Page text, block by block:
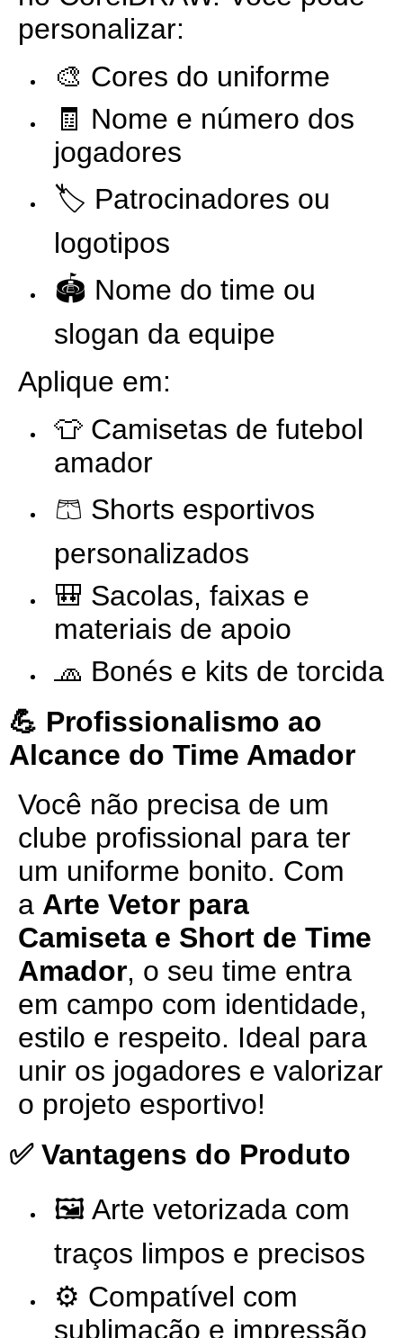
personalizar:
🎨 Cores do uniforme
🧾 Nome e número dos
jogadores
🏷️ Patrocinadores ou
logotipos
🏟️ Nome do time ou
slogan da equipe
Aplique em:
👕 Camisetas de futebol
amador
🩳 Shorts esportivos
personalizados
🎒 Sacolas, faixas e
materiais de apoio
🧢 Bonés e kits de torcida
💪 Profissionalismo ao
Alcance do Time Amador
Você não precisa de um
clube profissional para ter
um uniforme bonito. Com
a Arte Vetor para
Camiseta e Short de Time
Amador, o seu time entra
em campo com identidade,
estilo e respeito. Ideal para
unir os jogadores e valorizar
o projeto esportivo!
✅ Vantagens do Produto
🖼️ Arte vetorizada com
traços limpos e precisos
⚙️ Compatível com
sublimação e impressão